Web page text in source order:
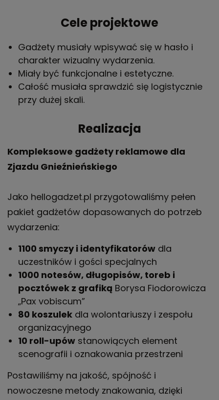
Cele projektowe
Gadżety musiały wpisywać się w hasło i
charakter wizualny wydarzenia.
Miały być funkcjonalne i estetyczne.
Całość musiała sprawdzić się logistycznie
przy dużej skali.
Realizacja
Kompleksowe gadżety reklamowe dla
Zjazdu Gnieźnieńskiego
Jako hellogadzet.pl przygotowaliśmy pełen
pakiet gadżetów dopasowanych do potrzeb
wydarzenia:
1100 smyczy i identyfikatorów dla
uczestników i gości specjalnych
1000 notesów, długopisów, toreb i
pocztówek z grafiką Borysa Fiodorowicza
„Pax vobiscum”
80 koszulek dla wolontariuszy i zespołu
organizacyjnego
10 roll-upów stanowiących element
scenografii i oznakowania przestrzeni
Postawiliśmy na jakość, spójność i
nowoczesne metody znakowania, dzięki